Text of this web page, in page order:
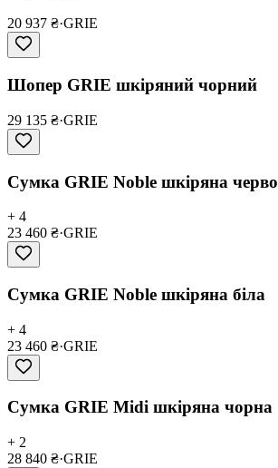
20 937 ₴·GRIE
Шопер GRIE шкіряний чорний
29 135 ₴·GRIE
Сумка GRIE Noble шкіряна
+ 4
23 460 ₴·GRIE
Сумка GRIE Noble шкіряна біла
+ 4
23 460 ₴·GRIE
Сумка GRIE Midi шкіряна чорна
+ 2
28 840 ₴·GRIE